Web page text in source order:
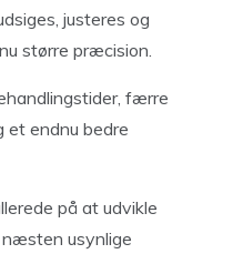
justeres og
større præcision.
færre
et endnu bedre
på at udvikle
usynlige